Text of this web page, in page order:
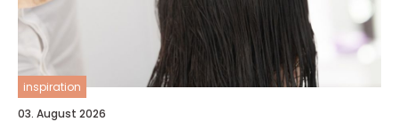
inspiration
03. August 2026